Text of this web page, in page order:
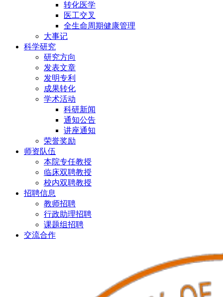
转化医学
医工交叉
全生命周期健康管理
大事记
科学研究
研究方向
发表文章
发明专利
成果转化
学术活动
科研新闻
通知公告
讲座通知
荣誉奖励
师资队伍
本院专任教授
临床双聘教授
校内双聘教授
招聘信息
教师招聘
行政助理招聘
课题组招聘
交流合作